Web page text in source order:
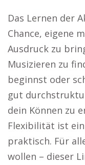
Das Lernen der
Chance, eigene
Ausdruck zu
Musizieren zu
beginnst oder
gut
dein Können zu
Flexibilität ist
praktisch. Für
wollen – dieser